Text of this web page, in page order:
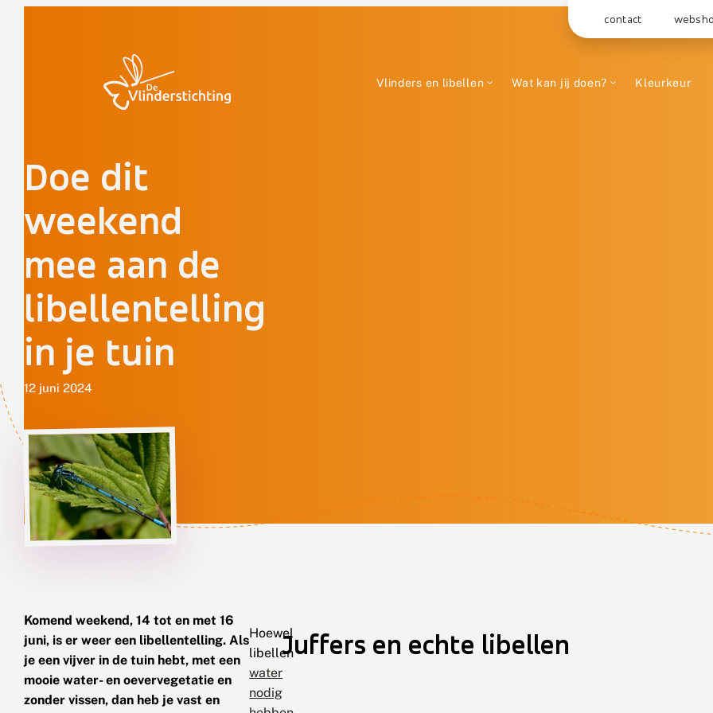
contact
Vlinders en libellen Wat kan jij doen? Kleurkeur
Doe dit
weekend
mee aan de
libellentelling
in je tuin
12 juni 2024
Komend weekend, 14 tot en met 16
juni, is er weer een libellentelling. Als
je een vijver in de tuin hebt, met een
mooie water- en oevervegetatie en
zonder vissen, dan heb je vast en
Hoewel
libellen
water
nodig
Juffers en echte libellen